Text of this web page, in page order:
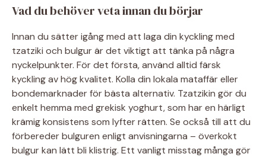
Vad du behöver veta innan du börjar
Innan du sätter igång med att laga din kyckling med
tzatziki och bulgur är det viktigt att tänka på några
nyckelpunkter. För det första, använd alltid färsk
kyckling av hög kvalitet. Kolla din lokala mataffär eller
bondemarknader för bästa alternativ. Tzatzikin gör du
enkelt hemma med grekisk yoghurt, som har en härligt
krämig konsistens som lyfter rätten. Se också till att du
förbereder bulguren enligt anvisningarna – överkokt
bulgur kan lätt bli klistrig. Ett vanligt misstag många gör